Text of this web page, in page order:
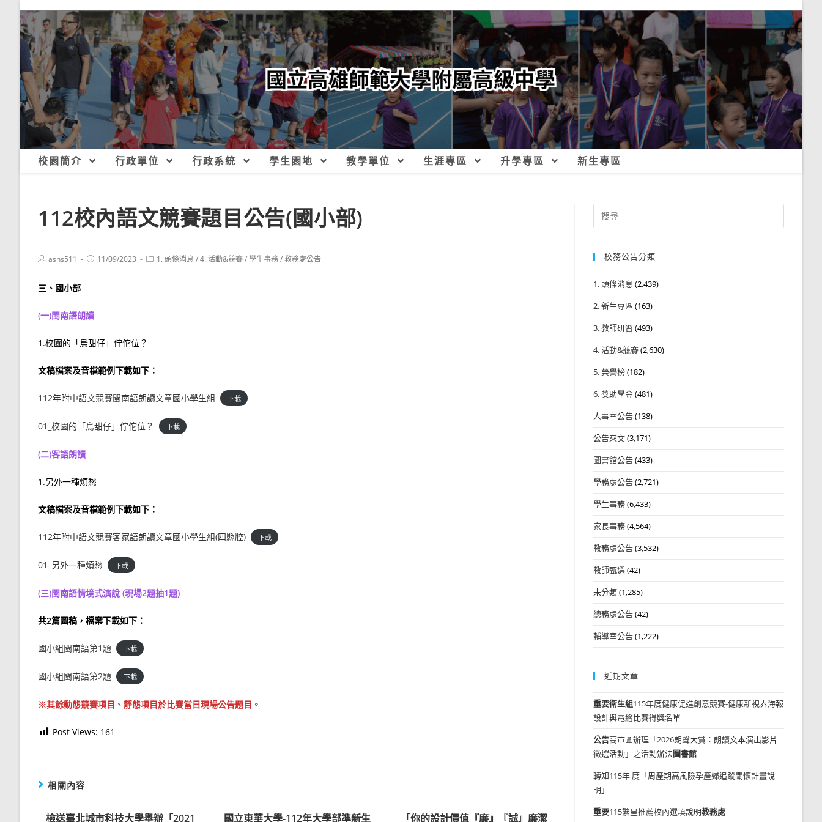
校園簡介 行政單位 行政系統 學生園地 教學單位 生涯專區 升學專區 新生專區
112校內語文競賽題目公告(國小部)
Postashs511
Post11/09/2023
Post1. 頭條消息 /4. 活動&競賽/學生事務/教務處公告
三、國小部
(一)閩南語朗讀
1.校園的「烏甜仔」佇佗位？
文稿檔案及音檔範例下載如下：
112年附中語文競賽閩南語朗讀文章國小學生組 下載
01_校園的「烏甜仔」佇佗位？ 下載
(二)客語朗讀
1.另外一種煩愁
文稿檔案及音檔範例下載如下：
112年附中語文競賽客家語朗讀文章國小學生組(四縣腔) 下載
01_另外一種煩愁 下載
(三)閩南語情境式演說 (現場2題抽1題)
共2篇圖稿，檔案下載如下：
國小組閩南語第1題 下載
國小組閩南語第2題 下載
※其餘動態競賽項目、靜態項目於比賽當日現場公告題目。
Post Views: 161
相關內容
檢送臺北城市科技大學舉辦「2021 國立東華大學-112年大學部準新生 「你的設計價值『廉』『誠』廉潔
Search
for:
校務公告分類
1. 頭條消息 (2,439)
2. 新生專區 (163)
3. 教師研習 (493)
4. 活動&競賽(2,630)
5. 榮譽榜(182)
6. 獎助學金(481)
人事室公告(138)
公告來文(3,171)
圖書館公告(433)
學務處公告(2,721)
學生事務(6,433)
家長事務(4,564)
教務處公告(3,532)
教師甄選(42)
未分類(1,285)
總務處公告(42)
輔導室公告(1,222)
近期文章
重要衛生組115年度健康促進創意競賽-健康新視界海報
設計與電繪比賽得獎名單
公告高市圖辦理「2026朗聲大賞：朗讀文本演出影片
徵選活動」之活動辦法圖書館
轉知115年 度「周產期高風險孕產婦追蹤關懷計畫說
明」
重要115繁星推薦校內選填說明教務處